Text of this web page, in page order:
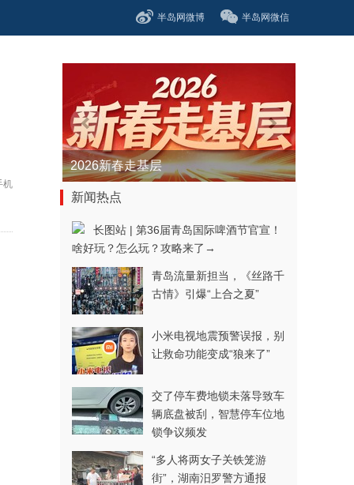
半岛网微博 半岛网微信
机
青春逐梦正当时——聚焦2026年中...
新闻热点
长图站 | 第36届青岛国际啤酒节官宣！
啥好玩？怎么玩？攻略来了→
青岛流量新担当，《丝路千
古情》引爆“上合之夏”
小米电视地震预警误报，别
让救命功能变成“狼来了”
交了停车费地锁未落导致车
辆底盘被刮，智慧停车位地
锁争议频发
“多人将两女子关铁笼游
街”，湖南汨罗警方通报